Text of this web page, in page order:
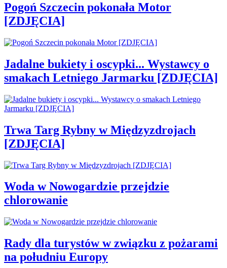
Pogoń Szczecin pokonała Motor
[ZDJĘCIA]
Jadalne bukiety i oscypki... Wystawcy o
smakach Letniego Jarmarku [ZDJĘCIA]
Trwa Targ Rybny w Międzyzdrojach
[ZDJĘCIA]
Woda w Nowogardzie przejdzie
chlorowanie
Rady dla turystów w związku z pożarami
na południu Europy